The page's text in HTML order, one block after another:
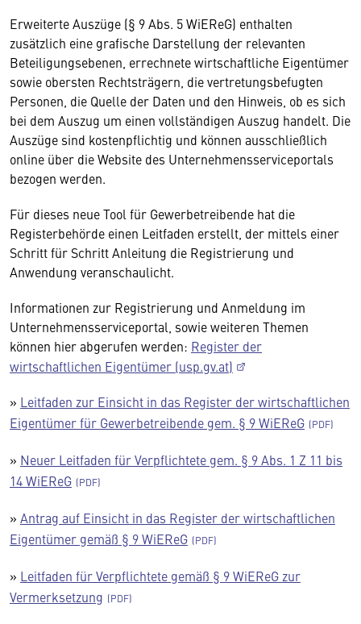
Erweiterte Auszüge (§ 9 Abs. 5 WiEReG) enthalten
zusätzlich eine grafische Darstellung der relevanten
Beteiligungsebenen, errechnete wirtschaftliche Eigentümer
sowie obersten Rechtsträgern, die vertretungsbefugten
Personen, die Quelle der Daten und den Hinweis, ob es sich
bei dem Auszug um einen vollständigen Auszug handelt. Die
Auszüge sind kostenpflichtig und können ausschließlich
online über die Website des Unternehmensserviceportals
bezogen werden.
Für dieses neue Tool für Gewerbetreibende hat die
Registerbehörde einen Leitfaden erstellt, der mittels einer
Schritt für Schritt Anleitung die Registrierung und
Anwendung veranschaulicht.
Informationen zur Registrierung und Anmeldung im
Unternehmensserviceportal, sowie weiteren Themen
können hier abgerufen werden: Register der
wirtschaftlichen Eigentümer (usp.gv.at)
» Leitfaden zur Einsicht in das Register der wirtschaftlichen
Eigentümer für Gewerbetreibende gem. § 9 WiEReG
» Neuer Leitfaden für Verpflichtete gem. § 9 Abs. 1 Z 11 bis
14 WiEReG
» Antrag auf Einsicht in das Register der wirtschaftlichen
Eigentümer gemäß § 9 WiEReG
» Leitfaden für Verpflichtete gemäß § 9 WiEReG zur
Vermerksetzung